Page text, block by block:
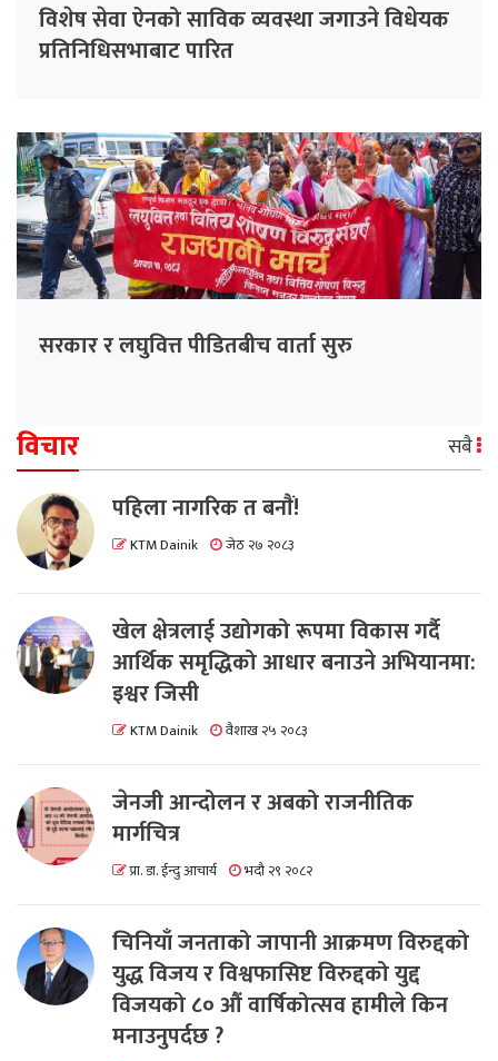
विशेष सेवा ऐनको साविक व्यवस्था जगाउने विधेयक
प्रतिनिधिसभाबाट पारित
सरकार र लघुवित्त पीडितबीच वार्ता सुरु
विचार सबै
पहिला नागरिक त बनाैं!
KTM Dainik जेठ २७ २०८३
खेल क्षेत्रलाई उद्योगको रूपमा विकास गर्दै
आर्थिक समृद्धिको आधार बनाउने अभियानमा:
इश्वर जिसी
KTM Dainik वैशाख २५ २०८३
जेनजी आन्दोलन र अबको राजनीतिक
मार्गचित्र
प्रा. डा. ईन्दु आचार्य भदौ २९ २०८२
चिनियाँ जनताको जापानी आक्रमण विरुद्दको
युद्ध विजय र विश्वफासिष्ट विरुद्दको युद्द
विजयको ८० औं वार्षिकोत्सव हामीले किन
मनाउनुपर्दछ ?